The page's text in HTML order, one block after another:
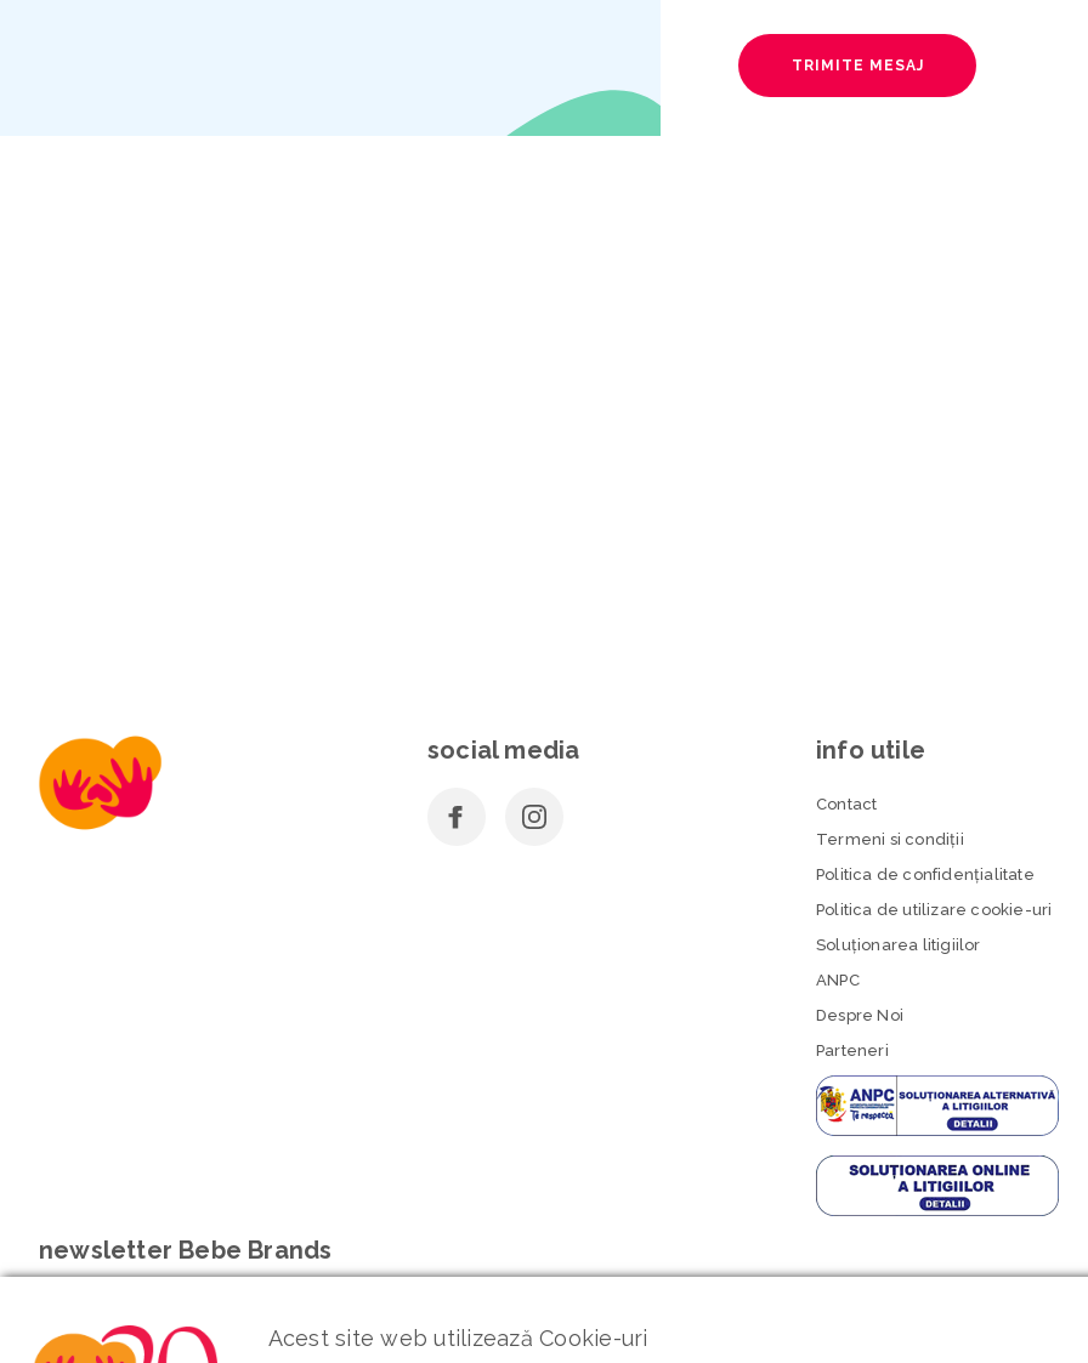
TRIMITE MESAJ
social media info utile
Contact
Termeni si condiţii
Politica de confidenţialitate
Politica de utilizare cookie-uri
Soluționarea litigiilor
ANPC
Despre Noi
Parteneri
newsletter Bebe Brands
Acest site web utilizează Cookie-uri